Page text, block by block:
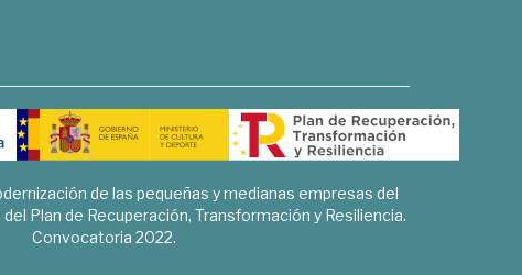
de las pequeñas y medianas empresas del
Plan de Recuperación, Transformación y Resiliencia.
Convocatoria 2022.